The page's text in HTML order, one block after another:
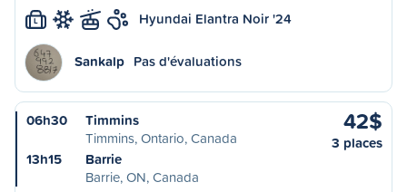
L Hyundai Elantra Noir '24
Sankalp Pas d'évaluations
06h30
Timmins
Timmins, Ontario, Canada
13h15
Barrie
Barrie, ON, Canada
42$
3 places